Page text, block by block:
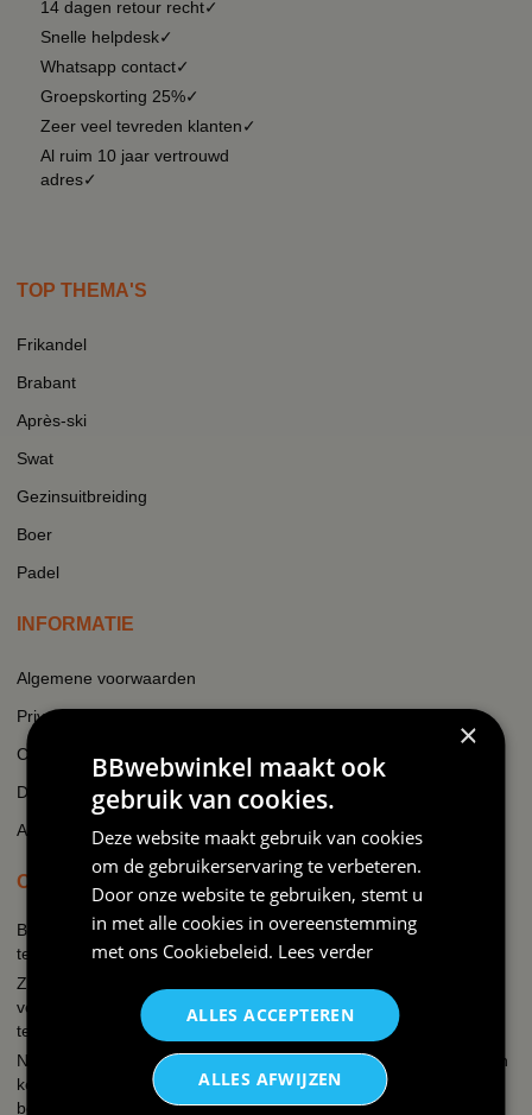
14 dagen retour recht✓
Snelle helpdesk✓
Whatsapp contact✓
Groepskorting 25%✓
Zeer veel tevreden klanten✓
Al ruim 10 jaar vertrouwd
adres✓
TOP THEMA'S
Frikandel
Brabant
Après-ski
Swat
Gezinsuitbreiding
Boer
Padel
INFORMATIE
Algemene voorwaarden
Privacy
Cookie beleid
Disclaimer
AI-transparantieverklaring
OVER BBWEBWINKEL.NL
BBwebwinkel is een webshop die zich richt op alles wat met feest
te maken heeft en bedrukking van textiel en keramiek!
Zo kun je bij ons terecht voor een uitgebreid assortiment
verkleedkleding kostuums, brillen, fun t-shirts, hoeden, mokken,
tegeltjes, petjes, schorten.
Naast de verkleedkleding hebben wij een eigen textieldrukkerij en
keramiekdrukkerij. Een grappige tekst, een slogan, een quote je
bedrijfslogo, een naam, foto of een unieke print?
×
BBwebwinkel maakt ook
gebruik van cookies.
Deze website maakt gebruik van cookies
om de gebruikerservaring te verbeteren.
Door onze website te gebruiken, stemt u
in met alle cookies in overeenstemming
met ons Cookiebeleid. Lees verder
ALLES ACCEPTEREN
ALLES AFWIJZEN